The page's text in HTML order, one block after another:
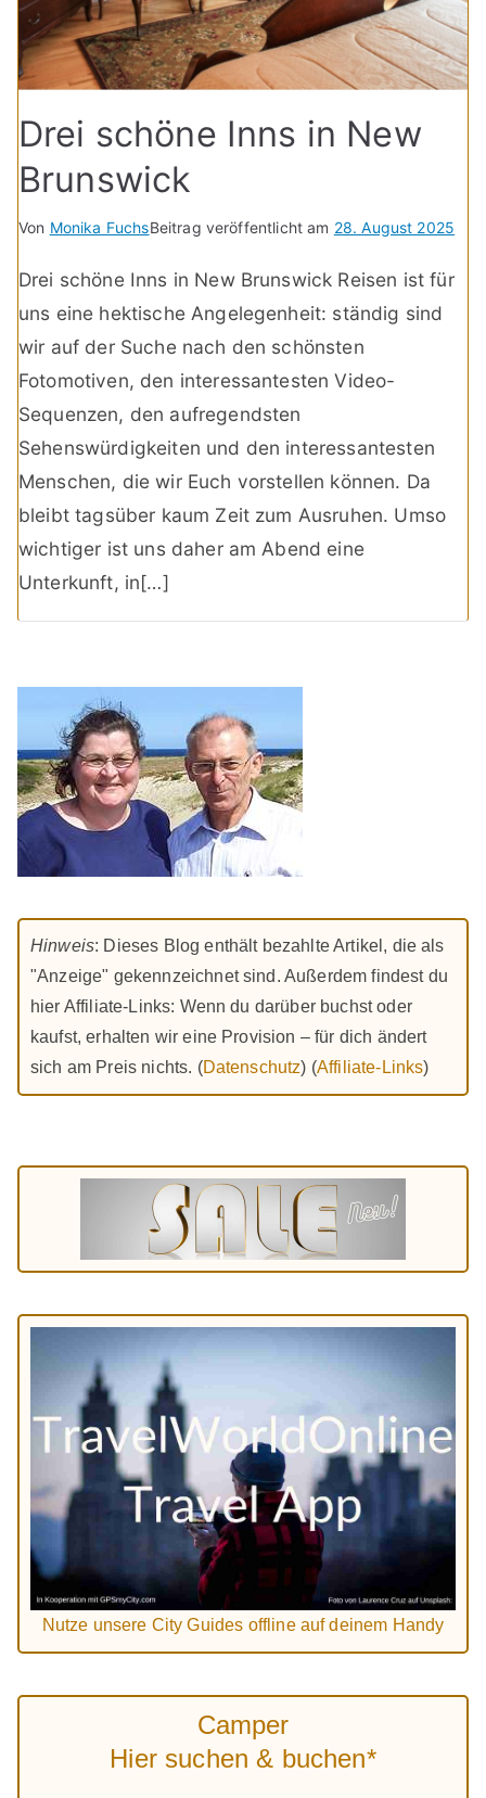
Drei schöne Inns in New
Brunswick
Von Monika FuchsBeitrag veröffentlicht am 28. August 2025
Drei schöne Inns in New Brunswick Reisen ist für
uns eine hektische Angelegenheit: ständig sind
wir auf der Suche nach den schönsten
Fotomotiven, den interessantesten Video-
Sequenzen, den aufregendsten
Sehenswürdigkeiten und den interessantesten
Menschen, die wir Euch vorstellen können. Da
bleibt tagsüber kaum Zeit zum Ausruhen. Umso
wichtiger ist uns daher am Abend eine
Unterkunft, in[…]
Hinweis: Dieses Blog enthält bezahlte Artikel, die als
"Anzeige" gekennzeichnet sind. Außerdem findest du
hier Affiliate-Links: Wenn du darüber buchst oder
kaufst, erhalten wir eine Provision – für dich ändert
sich am Preis nichts. (Datenschutz) (Affiliate-Links)
Nutze unsere City Guides offline auf deinem Handy
Camper
Hier suchen & buchen*